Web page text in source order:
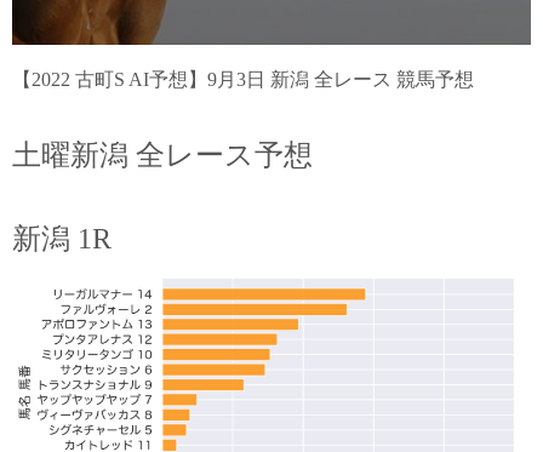
【2022 古町S AI予想】9月3日 新潟 全レース 競馬予想
土曜新潟 全レース予想
新潟 1R